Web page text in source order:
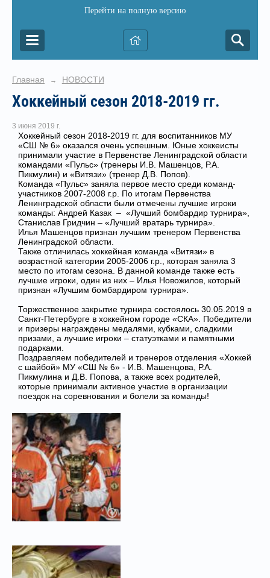
Перейти на полную версию
Главная → НОВОСТИ
Хоккейный сезон 2018-2019 гг.
3 июня 2019 г.
Хоккейный сезон 2018-2019 гг. для воспитанников МУ
«СШ № 6» оказался очень успешным. Юные хоккеисты
принимали участие в Первенстве Ленинградской области
командами «Пульс» (тренеры И.В. Машенцов, Р.А.
Пикмулин) и «Витязи» (тренер Д.В. Попов).
Команда «Пульс» заняла первое место среди команд-
участников 2007-2008 г.р. По итогам Первенства
Ленинградской области были отмечены лучшие игроки
команды: Андрей Казак – «Лучший бомбардир турнира»,
Станислав Гридчин – «Лучший вратарь турнира».
Илья Машенцов признан лучшим тренером Первенства
Ленинградской области.
Также отличилась хоккейная команда «Витязи» в
возрастной категории 2005-2006 г.р., которая заняла 3
место по итогам сезона. В данной команде также есть
лучшие игроки, один из них – Илья Новожилов, который
признан «Лучшим бомбардиром турнира».
Торжественное закрытие турнира состоялось 30.05.2019 в
Санкт-Петербурге в хоккейном городе «СКА». Победители
и призеры награждены медалями, кубками, сладкими
призами, а лучшие игроки – статуэтками и памятными
подарками.
Поздравляем победителей и тренеров отделения «Хоккей
с шайбой» МУ «СШ № 6» - И.В. Машенцова, Р.А.
Пикмулина и Д.В. Попова, а также всех родителей,
которые принимали активное участие в организации
поездок на соревнования и болели за команды!